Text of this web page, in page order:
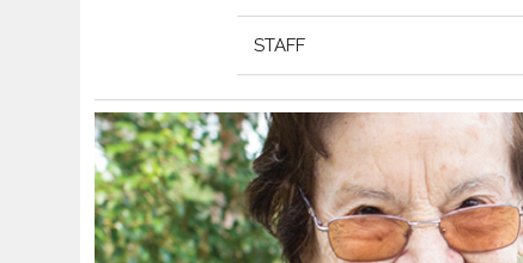
STAFF